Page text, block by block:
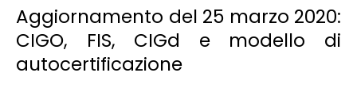
Aggiornamento del 25 marzo 2020:
CIGO, FIS, CIGd e modello di
autocertificazione